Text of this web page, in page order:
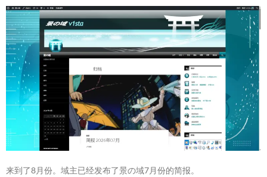
来到了8月份。域主已经发布了景の域7月份的简报。